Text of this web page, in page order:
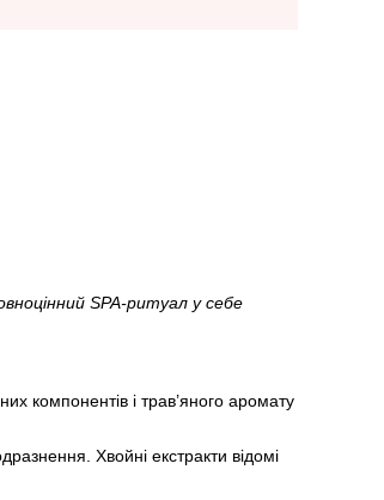
SPA-ритуал у себе
компонентів і трав’яного аромату
Хвойні екстракти відомі